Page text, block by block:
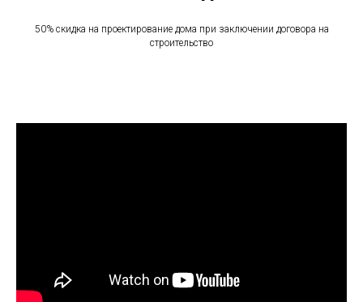
50% скидка на проектирование дома при заключении договора на
строительство